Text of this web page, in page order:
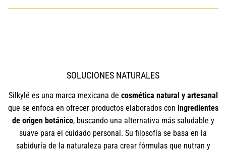
SOLUCIONES NATURALES
Silkylé es una marca mexicana de cosmética natural y artesanal
que se enfoca en ofrecer productos elaborados con ingredientes
de origen botánico, buscando una alternativa más saludable y
suave para el cuidado personal. Su filosofía se basa en la
sabiduría de la naturaleza para crear fórmulas que nutran y